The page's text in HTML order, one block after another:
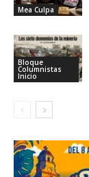
Mea Culpa
Bloque
Columnistas
Inicio